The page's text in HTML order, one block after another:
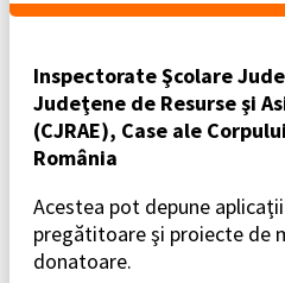
Inspectorate Şcolare
Judeţene de Resurse şi
(CJRAE), Case ale
România
Acestea pot depune
pregătitoare şi proiecte de
donatoare.